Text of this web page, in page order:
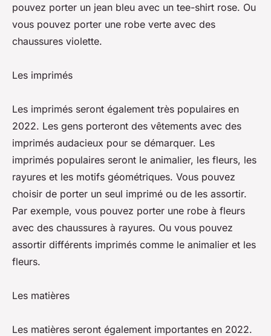
pouvez porter un jean bleu avec un tee-shirt rose. Ou
vous pouvez porter une robe verte avec des
chaussures violette.
Les imprimés
Les imprimés seront également très populaires en
2022. Les gens porteront des vêtements avec des
imprimés audacieux pour se démarquer. Les
imprimés populaires seront le animalier, les fleurs, les
rayures et les motifs géométriques. Vous pouvez
choisir de porter un seul imprimé ou de les assortir.
Par exemple, vous pouvez porter une robe à fleurs
avec des chaussures à rayures. Ou vous pouvez
assortir différents imprimés comme le animalier et les
fleurs.
Les matières
Les matières seront également importantes en 2022.